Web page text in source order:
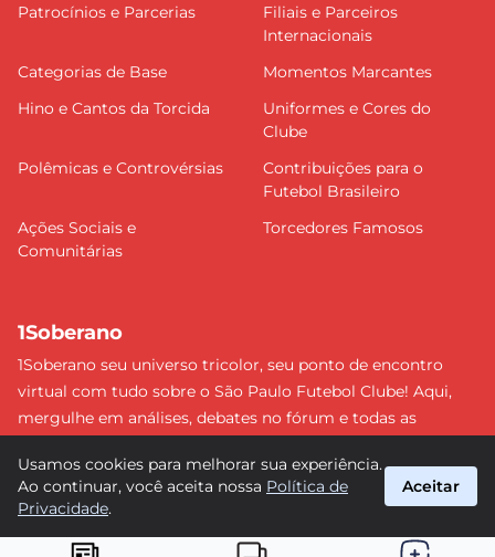
Patrocínios e Parcerias
Filiais e Parceiros
Internacionais
Categorias de Base
Momentos Marcantes
Hino e Cantos da Torcida
Uniformes e Cores do
Clube
Polêmicas e Controvérsias
Contribuições para o
Futebol Brasileiro
Ações Sociais e
Comunitárias
Torcedores Famosos
1Soberano
1Soberano seu universo tricolor, seu ponto de encontro
virtual com tudo sobre o São Paulo Futebol Clube! Aqui,
mergulhe em análises, debates no fórum e todas as
detalhe e faça parte dessa comunidade apaixonada pelo
tricolor paulista. #SPFC #SãoPaulo #1Soberano
Usamos cookies para melhorar sua experiência.
Ao continuar, você aceita nossa Política de
Privacidade.
Aceitar